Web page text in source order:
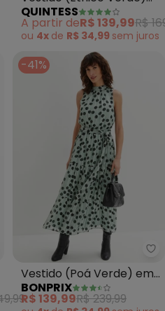
em Malha Texturizada
QUINTESS
A partir deR$ 139,99R$
ou 4x de R$ 34,99 sem juros
- Vestido Midi
-41%
Vestido (Poá Verde) em
Crepe Plano
BONPRIX
R$ 139,99R$ 239,99